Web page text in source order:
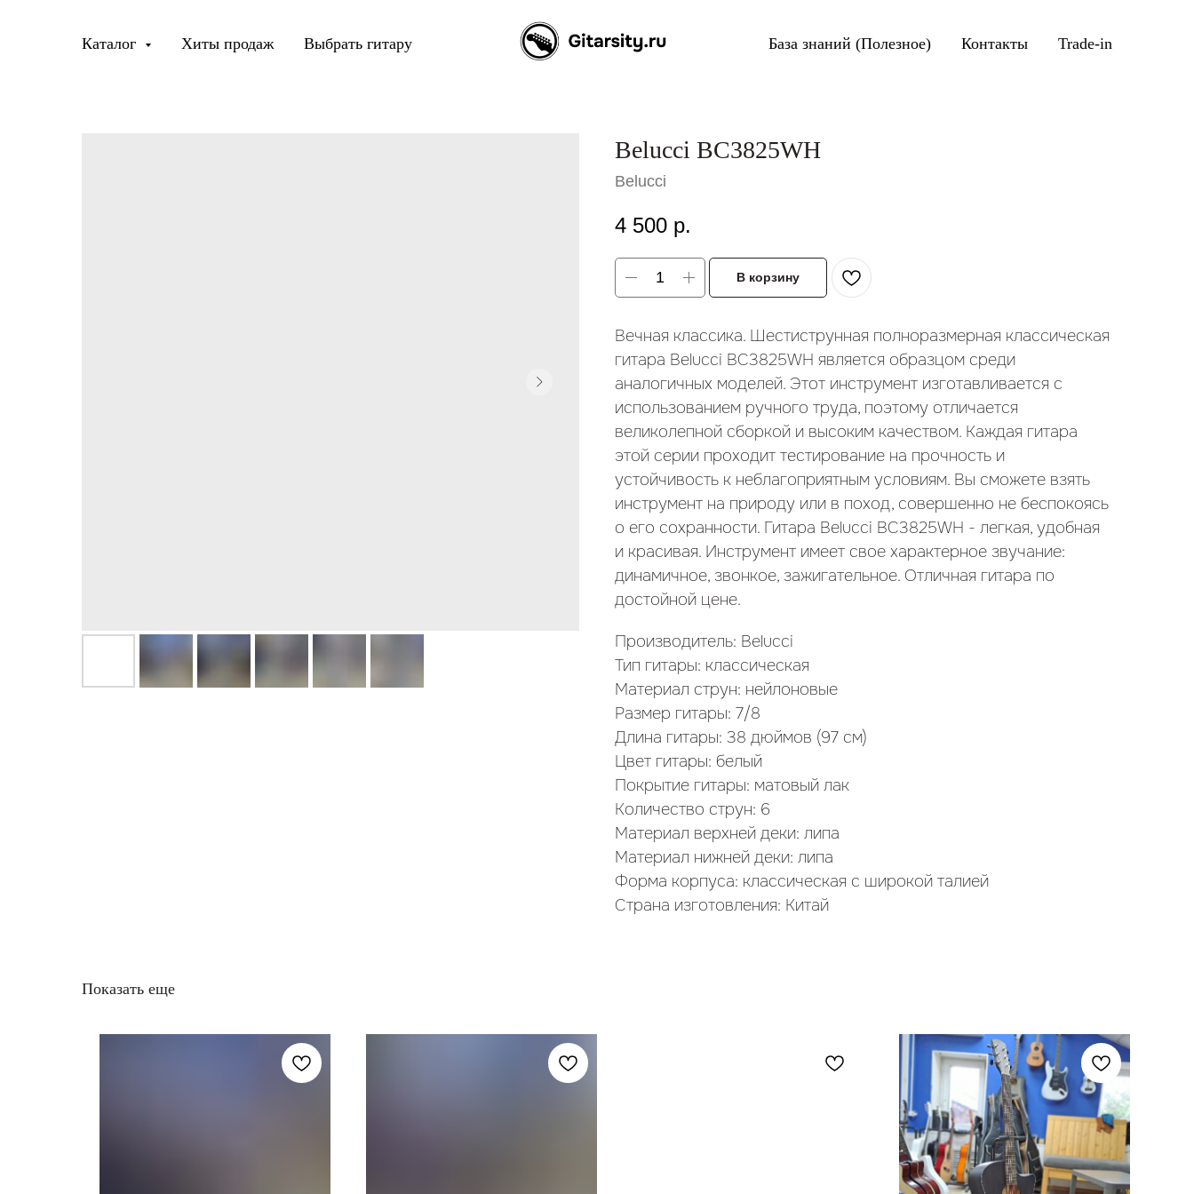
Каталог Хиты продаж Выбрать гитару База знаний (Полезное) Контакты Trade-in
Bеlucci BC3825WH
Belucci
4 500 р.
В корзину
Вечная классика. Шестиструнная полноразмерная классическая
гитара Belucci BC3825WH является образцом среди
аналогичных моделей. Этот инструмент изготавливается с
использованием ручного труда, поэтому отличается
великолепной сборкой и высоким качеством. Каждая гитара
этой серии проходит тестирование на прочность и
устойчивость к неблагоприятным условиям. Вы сможете взять
инструмент на природу или в поход, совершенно не беспокоясь
о его сохранности. Гитара Belucci BC3825WH - легкая, удобная
и красивая. Инструмент имеет свое характерное звучание:
динамичное, звонкое, зажигательное. Отличная гитара по
достойной цене.
Производитель: Belucci
Тип гитары: классическая
Материал струн: нейлоновые
Размер гитары: 7/8
Длина гитары: 38 дюймов (97 см)
Цвет гитары: белый
Покрытие гитары: матовый лак
Количество струн: 6
Материал верхней деки: липа
Материал нижней деки: липа
Форма корпуса: классическая с широкой талией
Страна изготовления: Китай
Показать еще